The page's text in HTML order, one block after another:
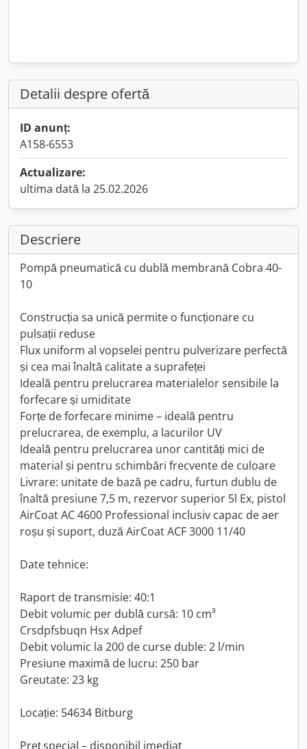
Detalii despre ofertă
ID anunț:
A158-6553
Actualizare:
ultima dată la 25.02.2026
Descriere
Pompă pneumatică cu dublă membrană Cobra 40-
10
Construcția sa unică permite o funcționare cu
pulsații reduse
Flux uniform al vopselei pentru pulverizare perfectă
și cea mai înaltă calitate a suprafeței
Ideală pentru prelucrarea materialelor sensibile la
forfecare și umiditate
Forțe de forfecare minime – ideală pentru
prelucrarea, de exemplu, a lacurilor UV
Ideală pentru prelucrarea unor cantități mici de
material și pentru schimbări frecvente de culoare
Livrare: unitate de bază pe cadru, furtun dublu de
înaltă presiune 7,5 m, rezervor superior 5l Ex, pistol
AirCoat AC 4600 Professional inclusiv capac de aer
roșu și suport, duză AirCoat ACF 3000 11/40
Date tehnice:
Raport de transmisie: 40:1
Debit volumic per dublă cursă: 10 cm³
Crsdpfsbuqn Hsx Adpef
Debit volumic la 200 de curse duble: 2 l/min
Presiune maximă de lucru: 250 bar
Greutate: 23 kg
Locație: 54634 Bitburg
Preț special – disponibil imediat